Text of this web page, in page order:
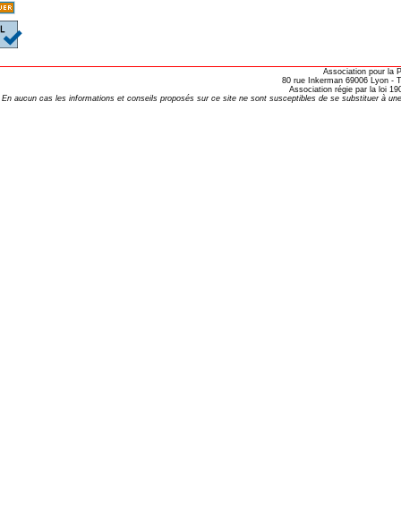
Association pour la
80 rue Inkerman 69006 Lyon -
Association régie par la loi
En aucun cas les informations et conseils proposés sur ce site ne sont susceptibles de se substituer à